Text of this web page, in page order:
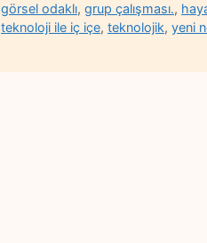
görsel odaklı, grup çalışması.,
teknoloji ile iç içe, teknolojik, yeni